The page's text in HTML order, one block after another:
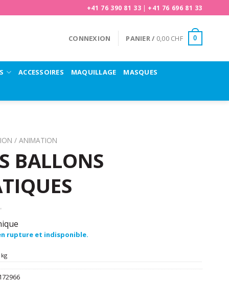
+41 76 390 81 33 | +41 76 696 81 33
CONNEXION PANIER / 0,00 CHF 0
ACCESSOIRES MAQUILLAGE MASQUES
/ ANIMATION
BALLONS
rupture et indisponible.